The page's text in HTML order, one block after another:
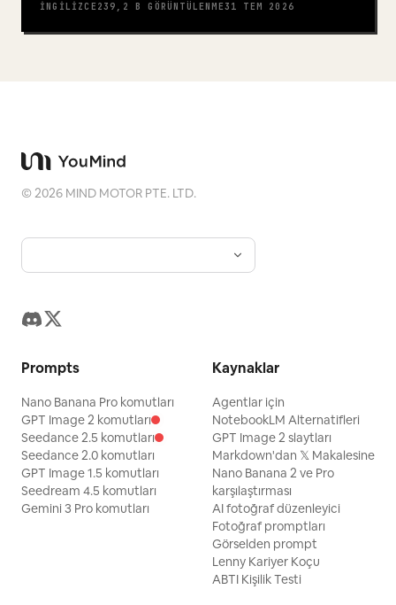
İNGILIZCE 239,2 B GÖRÜNTÜLENME31 TEM 2026
©2026 MIND MOTOR PTE. LTD.
Prompts
Nano Banana Pro komutları
GPT Image 2 komutları
Seedance 2.5 komutları
Seedance 2.0 komutları
GPT Image 1.5 komutları
Seedream 4.5 komutları
Gemini 3 Pro komutları
Kaynaklar
Agentlar için
NotebookLM Alternatifleri
GPT Image 2 slaytları
Markdown'dan 𝕏 Makalesine
Nano Banana 2 ve Pro
karşılaştırması
AI fotoğraf düzenleyici
Fotoğraf promptları
Görselden prompt
Lenny Kariyer Koçu
ABTI Kişilik Testi